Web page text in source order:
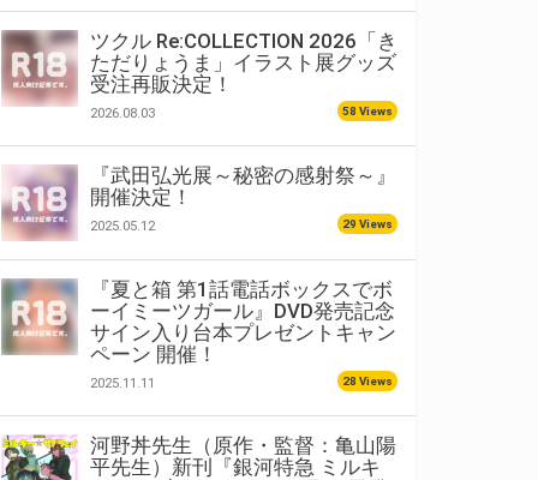
ツクル Re:COLLECTION 2026「き
ただりょうま」イラスト展グッズ
受注再販決定！
2026.08.03 58 Views
『武田弘光展～秘密の感射祭～』
開催決定！
2025.05.12 29 Views
『夏と箱 第1話電話ボックスでボ
ーイミーツガール』DVD発売記念
サイン入り台本プレゼントキャン
ペーン 開催！
2025.11.11 28 Views
河野丼先生（原作・監督：亀山陽
平先生）新刊『銀河特急 ミルキ